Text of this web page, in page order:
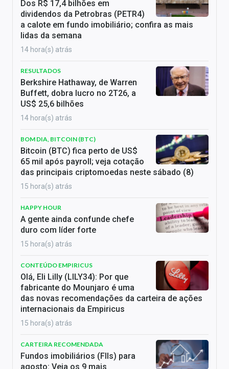
Dos R$ 17,4 bilhões em
dividendos da Petrobras (PETR4)
a calote em fundo imobiliário; confira as mais
lidas da semana
14 hora(s) atrás
RESULTADOS
Berkshire Hathaway, de Warren
Buffett, dobra lucro no 2T26, a
US$ 25,6 bilhões
14 hora(s) atrás
BOM DIA, BITCOIN (BTC)
Bitcoin (BTC) fica perto de US$
65 mil após payroll; veja cotação
das principais criptomoedas neste sábado (8)
15 hora(s) atrás
HAPPY HOUR
A gente ainda confunde chefe
duro com líder forte
15 hora(s) atrás
CONTEÚDO EMPIRICUS
Olá, Eli Lilly (LILY34): Por que
fabricante do Mounjaro é uma
das novas recomendações da carteira de ações
internacionais da Empiricus
15 hora(s) atrás
CARTEIRA RECOMENDADA
Fundos imobiliários (FIIs) para
agosto: Veja os 9 mais